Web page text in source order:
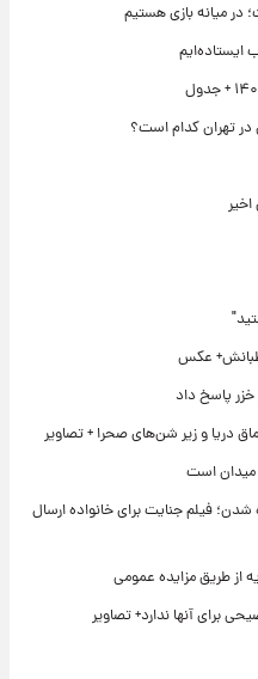
در میانه بازی هستیم
ایستاده‌ایم
در تهران کدام است؟
عکس
دریا و زیر شن‌های صحرا + تصاویر
میدان است
فیلم جنایت برای خانواده ارسال
از طریق مزایده عمومی